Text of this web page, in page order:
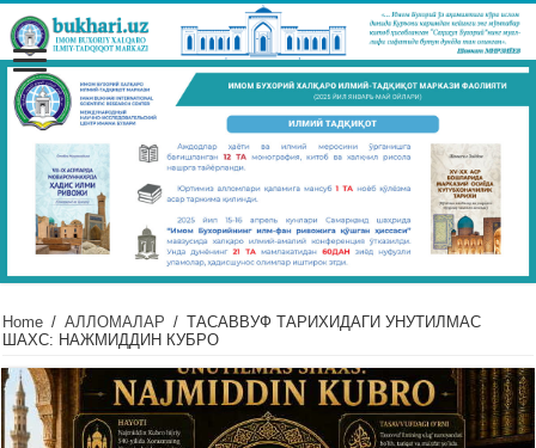
Home / АЛЛОМАЛАР / ТАСАВВУФ ТАРИХИДАГИ УНУТИЛМАС
ШАХС: НАЖМИДДИН КУБРО